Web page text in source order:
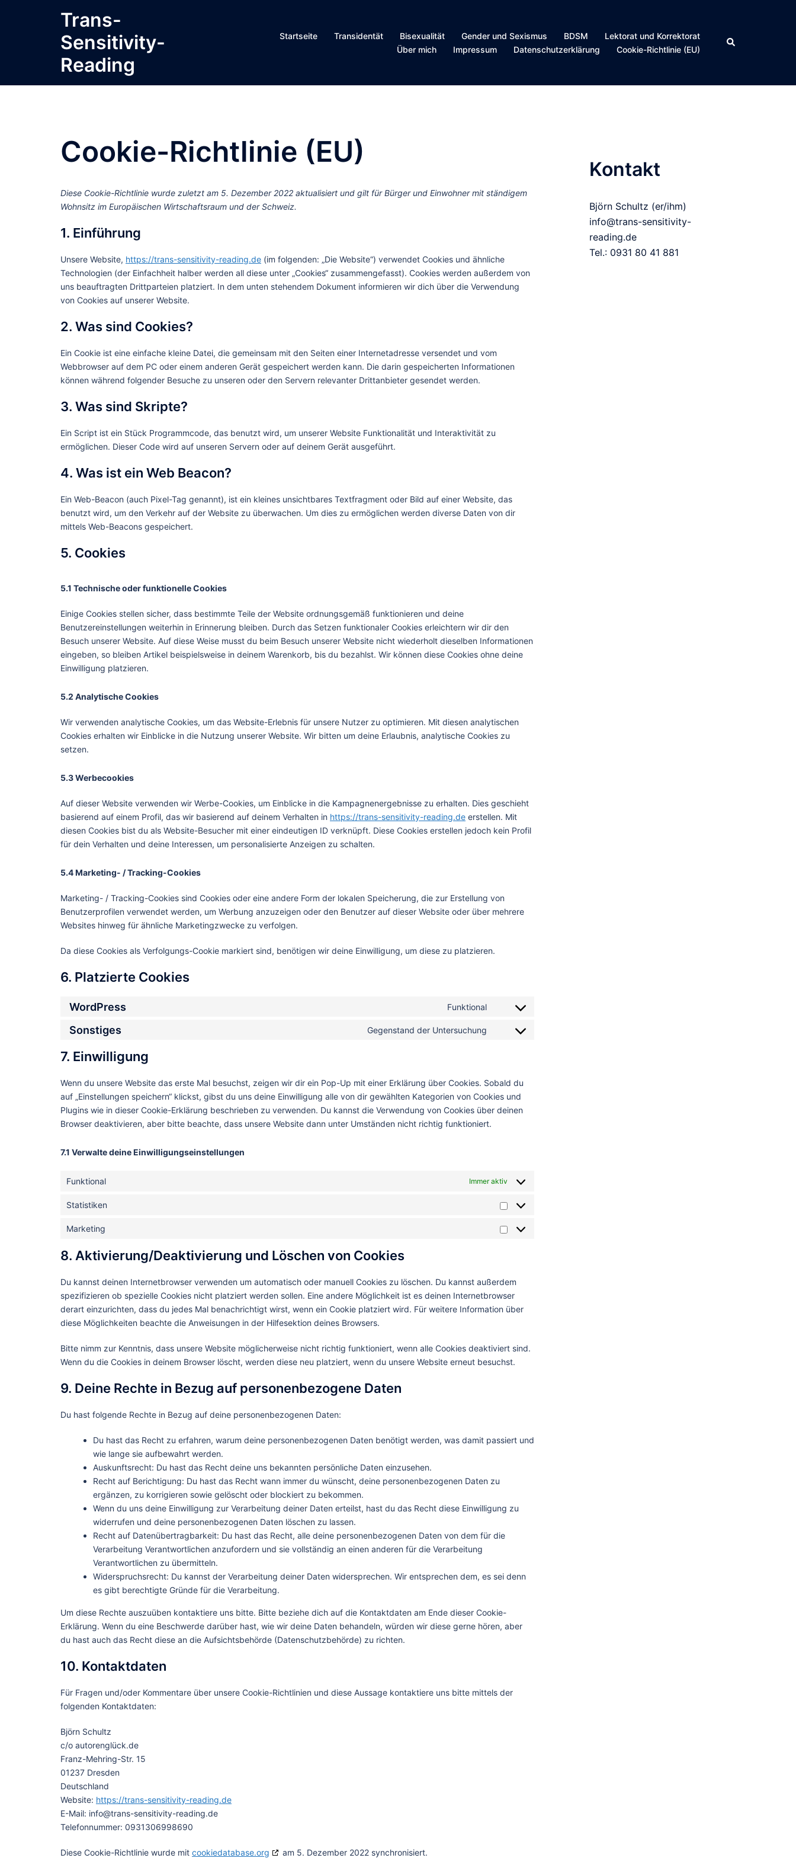
Trans-
Sensitivity-
Reading
Startseite Transidentät Bisexualität Gender und Sexismus BDSM
Lektorat und Korrektorat
Über mich
Impressum Datenschutzerklärung Cookie-Richtlinie (EU)
Suche
Cookie-Richtlinie (EU)
Diese Cookie-Richtlinie wurde zuletzt am 5. Dezember 2022 aktualisiert und gilt für Bürger und Einwohner mit ständigem
Wohnsitz im Europäischen Wirtschaftsraum und der Schweiz.
1. Einführung
Unsere Website, https://trans-sensitivity-reading.de (im folgenden: „Die Website“) verwendet Cookies und ähnliche
Technologien (der Einfachheit halber werden all diese unter „Cookies“ zusammengefasst). Cookies werden außerdem von
uns beauftragten Drittparteien platziert. In dem unten stehendem Dokument informieren wir dich über die Verwendung
von Cookies auf unserer Website.
2. Was sind Cookies?
Ein Cookie ist eine einfache kleine Datei, die gemeinsam mit den Seiten einer Internetadresse versendet und vom
Webbrowser auf dem PC oder einem anderen Gerät gespeichert werden kann. Die darin gespeicherten Informationen
können während folgender Besuche zu unseren oder den Servern relevanter Drittanbieter gesendet werden.
3. Was sind Skripte?
Ein Script ist ein Stück Programmcode, das benutzt wird, um unserer Website Funktionalität und Interaktivität zu
ermöglichen. Dieser Code wird auf unseren Servern oder auf deinem Gerät ausgeführt.
4. Was ist ein Web Beacon?
Ein Web-Beacon (auch Pixel-Tag genannt), ist ein kleines unsichtbares Textfragment oder Bild auf einer Website, das
benutzt wird, um den Verkehr auf der Website zu überwachen. Um dies zu ermöglichen werden diverse Daten von dir
mittels Web-Beacons gespeichert.
5. Cookies
5.1 Technische oder funktionelle Cookies
Einige Cookies stellen sicher, dass bestimmte Teile der Website ordnungsgemäß funktionieren und deine
Benutzereinstellungen weiterhin in Erinnerung bleiben. Durch das Setzen funktionaler Cookies erleichtern wir dir den
Besuch unserer Website. Auf diese Weise musst du beim Besuch unserer Website nicht wiederholt dieselben Informationen
eingeben, so bleiben Artikel beispielsweise in deinem Warenkorb, bis du bezahlst. Wir können diese Cookies ohne deine
Einwilligung platzieren.
5.2 Analytische Cookies
Wir verwenden analytische Cookies, um das Website-Erlebnis für unsere Nutzer zu optimieren. Mit diesen analytischen
Cookies erhalten wir Einblicke in die Nutzung unserer Website. Wir bitten um deine Erlaubnis, analytische Cookies zu
setzen.
5.3 Werbecookies
Auf dieser Website verwenden wir Werbe-Cookies, um Einblicke in die Kampagnenergebnisse zu erhalten. Dies geschieht
basierend auf einem Profil, das wir basierend auf deinem Verhalten in https://trans-sensitivity-reading.de erstellen. Mit
diesen Cookies bist du als Website-Besucher mit einer eindeutigen ID verknüpft. Diese Cookies erstellen jedoch kein Profil
für dein Verhalten und deine Interessen, um personalisierte Anzeigen zu schalten.
5.4 Marketing- / Tracking-Cookies
Marketing- / Tracking-Cookies sind Cookies oder eine andere Form der lokalen Speicherung, die zur Erstellung von
Benutzerprofilen verwendet werden, um Werbung anzuzeigen oder den Benutzer auf dieser Website oder über mehrere
Websites hinweg für ähnliche Marketingzwecke zu verfolgen.
Da diese Cookies als Verfolgungs-Cookie markiert sind, benötigen wir deine Einwilligung, um diese zu platzieren.
6. Platzierte Cookies
WordPress Funktional
Consent
Sonstiges Gegenstand der Untersuchung
Consent
7. Einwilligung
Wenn du unsere Website das erste Mal besuchst, zeigen wir dir ein Pop-Up mit einer Erklärung über Cookies. Sobald du
auf „Einstellungen speichern“ klickst, gibst du uns deine Einwilligung alle von dir gewählten Kategorien von Cookies und
Plugins wie in dieser Cookie-Erklärung beschrieben zu verwenden. Du kannst die Verwendung von Cookies über deinen
Browser deaktivieren, aber bitte beachte, dass unsere Website dann unter Umständen nicht richtig funktioniert.
7.1 Verwalte deine Einwilligungseinstellungen
Funktional Immer aktiv
Statistiken
Statistiken
Marketing
Marketing
8. Aktivierung/Deaktivierung und Löschen von Cookies
Du kannst deinen Internetbrowser verwenden um automatisch oder manuell Cookies zu löschen. Du kannst außerdem
spezifizieren ob spezielle Cookies nicht platziert werden sollen. Eine andere Möglichkeit ist es deinen Internetbrowser
derart einzurichten, dass du jedes Mal benachrichtigt wirst, wenn ein Cookie platziert wird. Für weitere Information über
diese Möglichkeiten beachte die Anweisungen in der Hilfesektion deines Browsers.
Bitte nimm zur Kenntnis, dass unsere Website möglicherweise nicht richtig funktioniert, wenn alle Cookies deaktiviert sind.
Wenn du die Cookies in deinem Browser löscht, werden diese neu platziert, wenn du unsere Website erneut besuchst.
9. Deine Rechte in Bezug auf personenbezogene Daten
Du hast folgende Rechte in Bezug auf deine personenbezogenen Daten:
Du hast das Recht zu erfahren, warum deine personenbezogenen Daten benötigt werden, was damit passiert und
wie lange sie aufbewahrt werden.
Auskunftsrecht: Du hast das Recht deine uns bekannten persönliche Daten einzusehen.
Recht auf Berichtigung: Du hast das Recht wann immer du wünscht, deine personenbezogenen Daten zu
ergänzen, zu korrigieren sowie gelöscht oder blockiert zu bekommen.
Wenn du uns deine Einwilligung zur Verarbeitung deiner Daten erteilst, hast du das Recht diese Einwilligung zu
widerrufen und deine personenbezogenen Daten löschen zu lassen.
Recht auf Datenübertragbarkeit: Du hast das Recht, alle deine personenbezogenen Daten von dem für die
Verarbeitung Verantwortlichen anzufordern und sie vollständig an einen anderen für die Verarbeitung
Verantwortlichen zu übermitteln.
Widerspruchsrecht: Du kannst der Verarbeitung deiner Daten widersprechen. Wir entsprechen dem, es sei denn
es gibt berechtigte Gründe für die Verarbeitung.
Um diese Rechte auszuüben kontaktiere uns bitte. Bitte beziehe dich auf die Kontaktdaten am Ende dieser Cookie-
Erklärung. Wenn du eine Beschwerde darüber hast, wie wir deine Daten behandeln, würden wir diese gerne hören, aber
du hast auch das Recht diese an die Aufsichtsbehörde (Datenschutzbehörde) zu richten.
10. Kontaktdaten
Für Fragen und/oder Kommentare über unsere Cookie-Richtlinien und diese Aussage kontaktiere uns bitte mittels der
folgenden Kontaktdaten:
Björn Schultz
c/o autorenglück.de
Franz-Mehring-Str. 15
01237 Dresden
Deutschland
Website: https://trans-sensitivity-reading.de
E-Mail: info@trans-sensitivity-reading.de
Telefonnummer: 0931306998690
Diese Cookie-Richtlinie wurde mit cookiedatabase.org am 5. Dezember 2022 synchronisiert.
Kontakt
Björn Schultz (er/ihm)
info@trans-sensitivity-
reading.de
Tel.: 0931 80 41 881